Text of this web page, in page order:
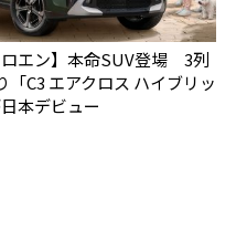
ロエン】本命SUV登場 3列
「C3 エアクロス ハイブリッ
本デビュー